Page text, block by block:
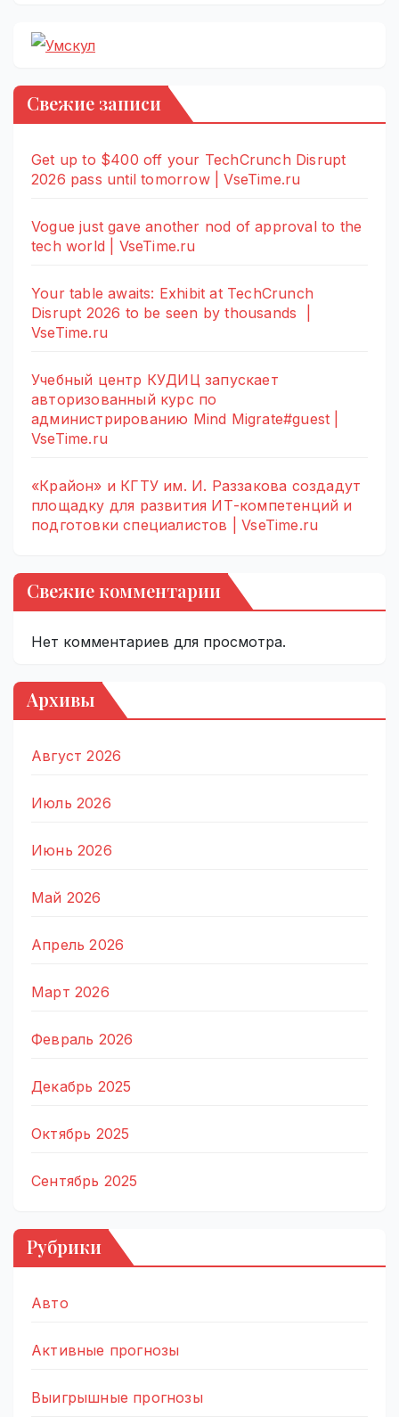
Свежие записи
Get up to $400 off your TechCrunch Disrupt
2026 pass until tomorrow | VseTime.ru
Vogue just gave another nod of approval to the
tech world | VseTime.ru
Your table awaits: Exhibit at TechCrunch
Disrupt 2026 to be seen by thousands |
VseTime.ru
Учебный центр КУДИЦ запускает
авторизованный курс по
администрированию Mind Migrate#guest |
VseTime.ru
«Крайон» и КГТУ им. И. Раззакова создадут
площадку для развития ИТ-компетенций и
подготовки специалистов | VseTime.ru
Свежие комментарии
Нет комментариев для просмотра.
Архивы
Август 2026
Июль 2026
Июнь 2026
Май 2026
Апрель 2026
Март 2026
Февраль 2026
Декабрь 2025
Октябрь 2025
Сентябрь 2025
Рубрики
Авто
Активные прогнозы
Выигрышные прогнозы